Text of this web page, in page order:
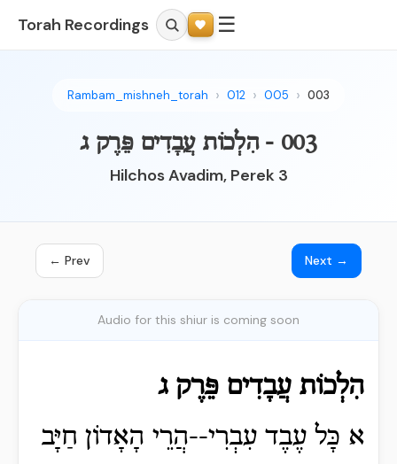
Torah Recordings ☰
Rambam_mishneh_torah 012 005 003
003 - הִלְכוֹת עֲבָדִים פֵּרֶק ג
Hilchos Avadim, Perek 3
← Prev Next →
Audio for this shiur is coming soon
הִלְכוֹת עֲבָדִים פֵּרֶק ג
א כָּל עֶבֶד עִבְרִי--הֲרֵי הָאָדוֹן חַיָּב